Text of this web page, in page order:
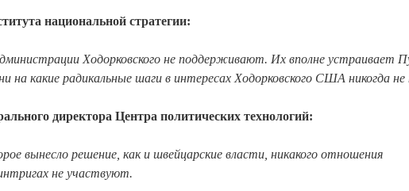
национальной стратегии:
Ходорковского не поддерживают. Их вполне устраивает
на какие радикальные шаги в интересах Ходорковского США никогда не
директора Центра политических технологий:
вынесло решение, как и швейцарские власти, никакого отношения
не участвуют.